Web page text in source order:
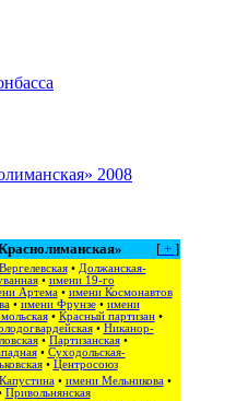
2008
[+ ]
Вергелевская• Должанская-
• имени 19-го
Артема• имени Космонавтов
• имени Фрунзе• имени
• Красный партизан•
• Никанор-
• Партизанская•
• Суходольская-
• Центросоюз
• имени Мельникова•
Привольнянская